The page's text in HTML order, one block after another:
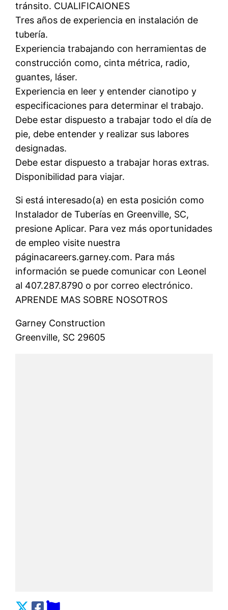
tránsito. CUALIFICAIONES
Tres años de experiencia en instalación de
tubería.
Experiencia trabajando con herramientas de
construcción como, cinta métrica, radio,
guantes, láser.
Experiencia en leer y entender cianotipo y
especificaciones para determinar el trabajo.
Debe estar dispuesto a trabajar todo el día de
pie, debe entender y realizar sus labores
designadas.
Debe estar dispuesto a trabajar horas extras.
Disponibilidad para viajar.
Si está interesado(a) en esta posición como
Instalador de Tuberías en Greenville, SC,
presione Aplicar. Para vez más oportunidades
de empleo visite nuestra
páginacareers.garney.com. Para más
información se puede comunicar con Leonel
al 407.287.8790 o por correo electrónico.
APRENDE MAS SOBRE NOSOTROS
Garney Construction
Greenville, SC 29605